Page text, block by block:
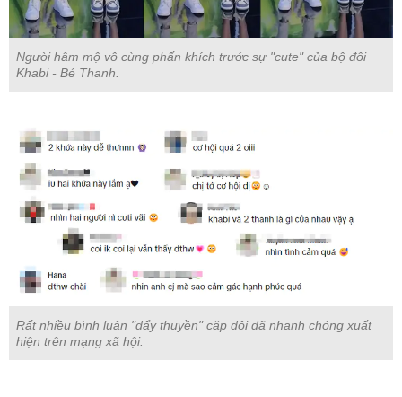
Người hâm mộ vô cùng phấn khích trước sự "cute" của bộ đôi
Khabi - Bé Thanh.
Rất nhiều bình luận "đẩy thuyền" cặp đôi đã nhanh chóng xuất
hiện trên mạng xã hội.